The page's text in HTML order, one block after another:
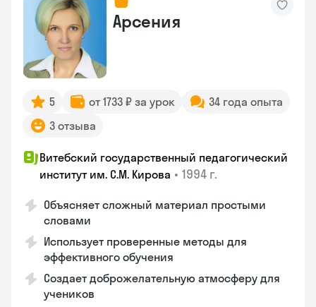
Арсения
5 от 1733 ₽ за урок
34 года опыта
3 отзыва
Витебский государственный педагогический
институт им. С.М. Кирова • 1994 г.
Объясняет сложный материал простыми
словами
Использует проверенные методы для
эффективного обучения
Создает доброжелательную атмосферу для
учеников